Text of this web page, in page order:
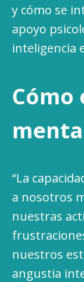
y cómo se
apoyo
inteligencia
Cómo
“La
a nosotros
nuestras
nuestros
angustia